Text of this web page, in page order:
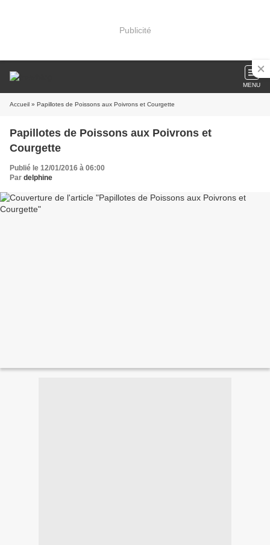
Publicité
MENU
Accueil » Papillotes de Poissons aux Poivrons et Courgette
Papillotes de Poissons aux Poivrons et
Courgette
Publié le 12/01/2016 à 06:00
Par delphine